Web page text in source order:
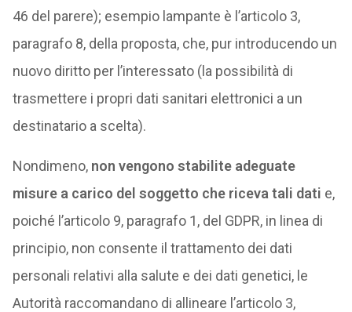
46 del parere); esempio lampante è l’articolo 3,
paragrafo 8, della proposta, che, pur introducendo un
nuovo diritto per l’interessato (la possibilità di
trasmettere i propri dati sanitari elettronici a un
destinatario a scelta).
Nondimeno, non vengono stabilite adeguate
misure a carico del soggetto che riceva tali dati e,
poiché l’articolo 9, paragrafo 1, del GDPR, in linea di
principio, non consente il trattamento dei dati
personali relativi alla salute e dei dati genetici, le
Autorità raccomandano di allineare l’articolo 3,